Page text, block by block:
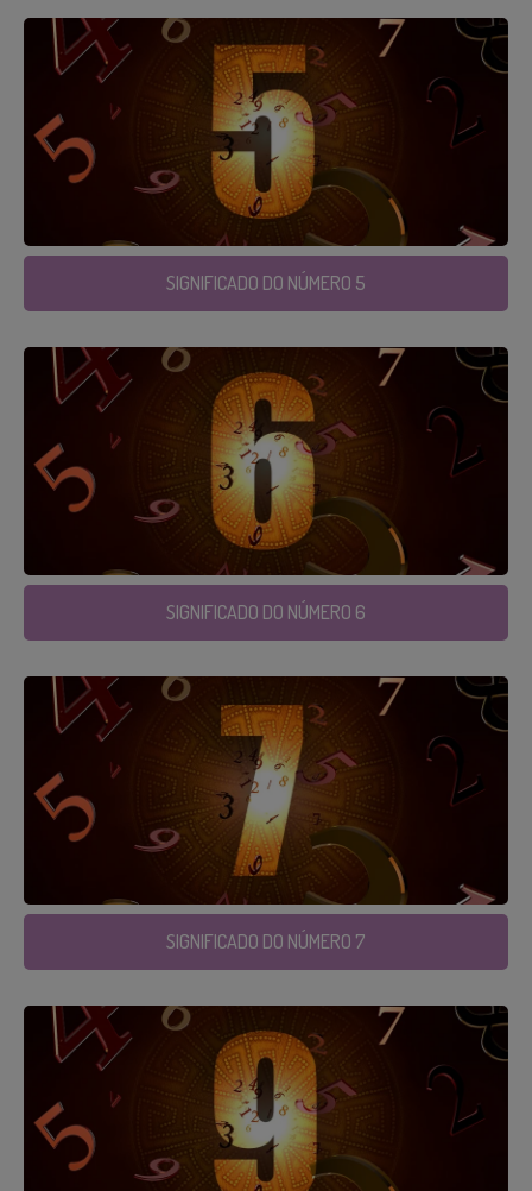
SIGNIFICADO DO NÚMERO 5
SIGNIFICADO DO NÚMERO 6
SIGNIFICADO DO NÚMERO 7